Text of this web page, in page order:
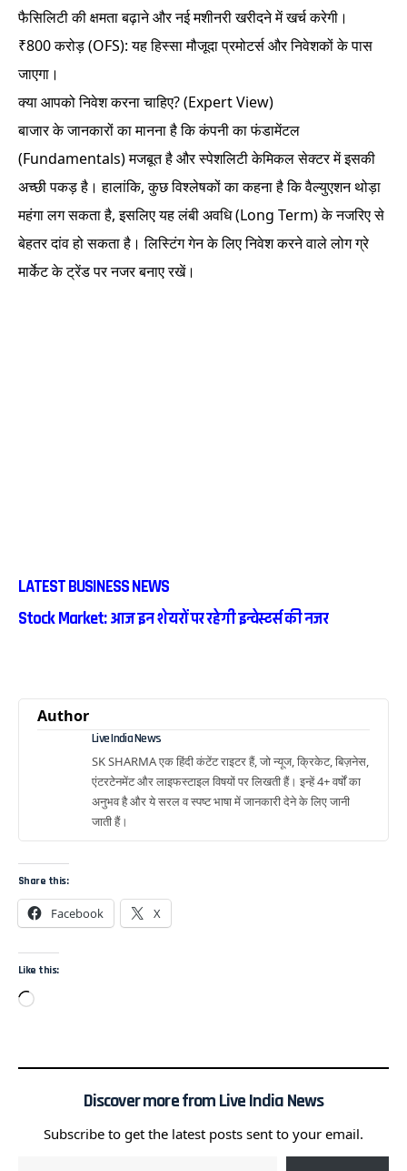
फैसिलिटी की क्षमता बढ़ाने और नई मशीनरी खरीदने में खर्च करेगी।
₹800 करोड़ (OFS): यह हिस्सा मौजूदा प्रमोटर्स और निवेशकों के पास
जाएगा।
क्या आपको निवेश करना चाहिए? (Expert View)
बाजार के जानकारों का मानना है कि कंपनी का फंडामेंटल
(Fundamentals) मजबूत है और स्पेशलिटी केमिकल सेक्टर में इसकी
अच्छी पकड़ है। हालांकि, कुछ विश्लेषकों का कहना है कि वैल्युएशन थोड़ा
महंगा लग सकता है, इसलिए यह लंबी अवधि (Long Term) के नजरिए से
बेहतर दांव हो सकता है। लिस्टिंग गेन के लिए निवेश करने वाले लोग ग्रे
मार्केट के ट्रेंड पर नजर बनाए रखें।
LATEST BUSINESS NEWS
Stock Market: आज इन शेयरों पर रहेगी इन्वेस्टर्स की नजर
Author
Live India News
SK SHARMA एक हिंदी कंटेंट राइटर हैं, जो न्यूज, क्रिकेट, बिज़नेस,
एंटरटेनमेंट और लाइफस्टाइल विषयों पर लिखती हैं। इन्हें 4+ वर्षों का
अनुभव है और ये सरल व स्पष्ट भाषा में जानकारी देने के लिए जानी
जाती हैं।
Share this:
Facebook X
Like this:
Discover more from Live India News
Subscribe to get the latest posts sent to your email.